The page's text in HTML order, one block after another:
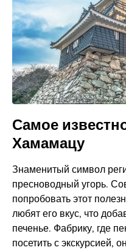
Самое
Хамамацу
Знаменитый символ
пресноводный угорь.
попробовать этот
любят его вкус, что
печенье. Фабрику, где
посетить с экскурсией,